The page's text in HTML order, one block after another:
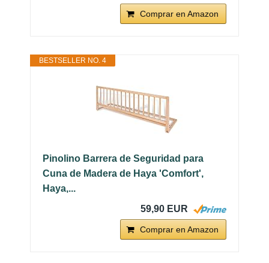
Comprar en Amazon
BESTSELLER NO. 4
Pinolino Barrera de Seguridad para
Cuna de Madera de Haya 'Comfort',
Haya,...
59,90 EUR
Comprar en Amazon